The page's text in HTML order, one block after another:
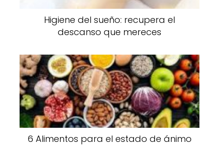
Higiene del sueño: recupera el
descanso que mereces
6 Alimentos para el estado de ánimo